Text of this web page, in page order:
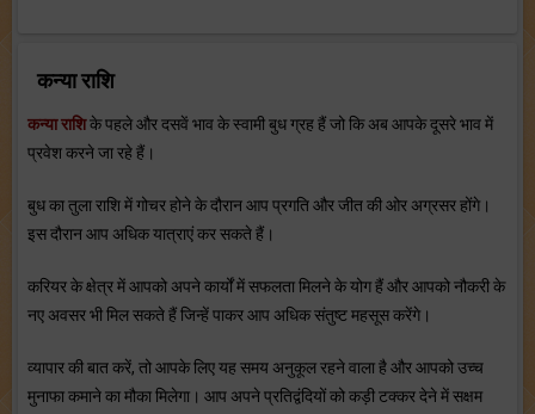
कन्या राशि
कन्या राशिके पहले और दसवें भाव के स्‍वामी बुध ग्रह हैं जो कि अब आपके दूसरे भाव में
प्रवेश करने जा रहे हैं।
बुध का तुला राशि में गोचर होने के दौरान आप प्रगति और जीत की ओर अग्रसर होंगे।
इस दौरान आप अधिक यात्राएं कर सकते हैं।
करियर के क्षेत्र में आपको अपने कार्यों में सफलता मिलने के योग हैं और आपको नौकरी के
नए अवसर भी मिल सकते हैं जिन्‍हें पाकर आप अधिक संतु‍ष्‍ट महसूस करेंगे।
व्‍यापार की बात करें, तो आपके लिए यह समय अनुकूल रहने वाला है और आपको उच्‍च
मुनाफा कमाने का मौका मिलेगा। आप अपने प्रतिद्वंदियों को कड़ी टक्‍कर देने में सक्षम